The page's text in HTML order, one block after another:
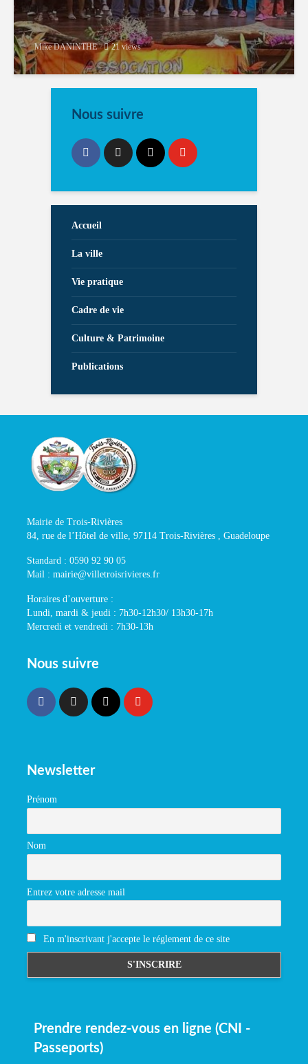
Mike DANINTHE 21 views
Nous suivre
Accueil
La ville
Vie pratique
Cadre de vie
Culture & Patrimoine
Publications
Mairie de Trois-Rivières
84, rue de l’Hôtel de ville, 97114 Trois-Rivières , Guadeloupe
Standard : 0590 92 90 05
Mail : mairie@villetroisrivieres.fr
Horaires d’ouverture :
Lundi, mardi & jeudi : 7h30-12h30/ 13h30-17h
Mercredi et vendredi : 7h30-13h
Nous suivre
Newsletter
Prénom
Nom
Entrez votre adresse mail
En m'inscrivant j'accepte le réglement de ce site
Prendre rendez-vous en ligne (CNI -
Passeports)